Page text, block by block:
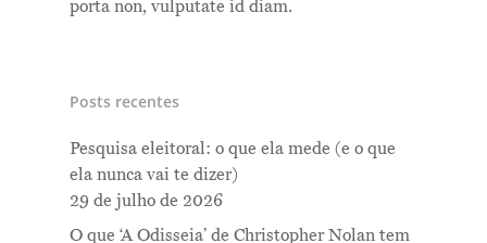
porta non, vulputate id diam.
Posts recentes
Pesquisa eleitoral: o que ela mede (e o que
ela nunca vai te dizer)
29 de julho de 2026
O que ‘A Odisseia’ de Christopher Nolan tem